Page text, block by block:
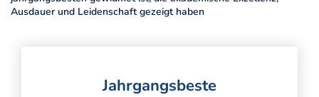
Ausdauer und Leidenschaft gezeigt haben
Jahrgangsbeste